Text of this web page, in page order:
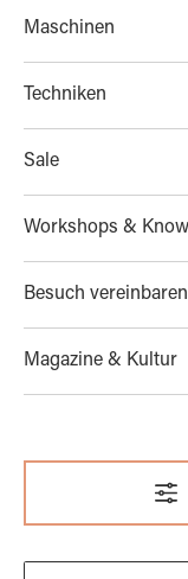
Maschinen
Techniken
Sale
Workshops &
Besuch vereinbaren
Magazine & Kultur